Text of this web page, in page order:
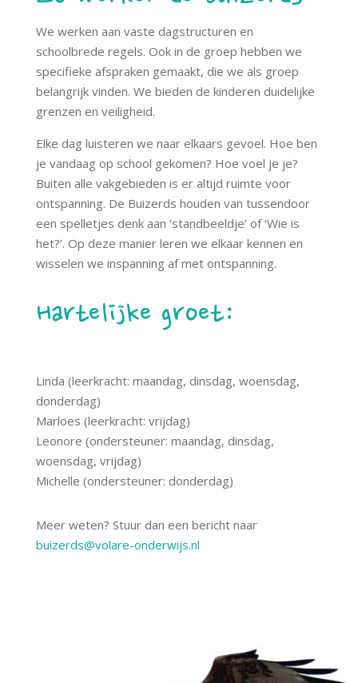
We werken aan vaste dagstructuren en
schoolbrede regels. Ook in de groep hebben we
specifieke afspraken gemaakt, die we als groep
belangrijk vinden. We bieden de kinderen duidelijke
grenzen en veiligheid.
Elke dag luisteren we naar elkaars gevoel. Hoe ben
je vandaag op school gekomen? Hoe voel je je?
Buiten alle vakgebieden is er altijd ruimte voor
ontspanning. De Buizerds houden van tussendoor
een spelletjes denk aan ‘standbeeldje’ of ‘Wie is
het?’. Op deze manier leren we elkaar kennen en
wisselen we inspanning af met ontspanning.
Hartelijke groet:
Linda (leerkracht: maandag, dinsdag, woensdag,
donderdag)
Marloes (leerkracht: vrijdag)
Leonore (ondersteuner: maandag, dinsdag,
woensdag, vrijdag)
Michelle (ondersteuner: donderdag)
Meer weten? Stuur dan een bericht naar
buizerds@volare-onderwijs.nl